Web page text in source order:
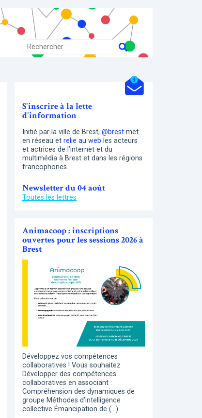
S'inscrire à la lette
d'information
Initié par la ville de Brest, @brest met
en réseau et relie au web les acteurs
et actrices de l’internet et du
multimédia à Brest et dans les régions
francophones..
Newsletter du 04 août
Toutes les lettres
Animacoop : inscriptions
ouvertes pour les sessions 2026 à
Brest
Développez vos compétences
collaboratives ! Vous souhaitez
Développer des compétences
collaboratives en associant :
Compréhension des dynamiques de
groupe Méthodes d’intelligence
collective Émancipation de (…)